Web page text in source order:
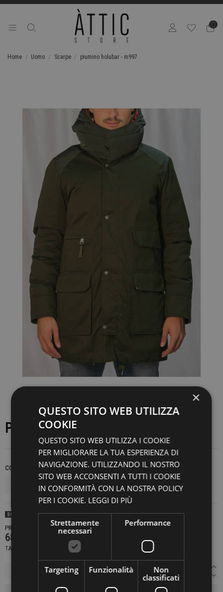
0
Home Uomo Scarpe piumino holubar - m997
PIUMINO HOLUBAR - M997
COLORE TAGLIE INTERNAZIONALI
SOLD OUT
PRODOTTO NON DISPONIBILE CONTATTACI PER SAPERE DI PIÙ
689,00 €
TASSE INCLUSE
×
QUESTO SITO WEB UTILIZZA
COOKIE
QUESTO SITO WEB UTILIZZA I COOKIE
PER MIGLIORARE LA TUA ESPERIENZA DI
NAVIGAZIONE. UTILIZZANDO IL NOSTRO
SITO WEB ACCONSENTI A TUTTI I COOKIE
IN CONFORMITÀ CON LA NOSTRA POLICY
PER I COOKIE. LEGGI DI PIÙ
Strettamente
necessari
Performance
Targeting Funzionalità
Non
classificati